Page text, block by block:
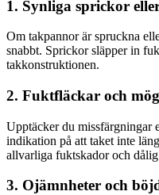
1. Synliga sprickor
Om takpannor är spruckna
snabbt. Sprickor släpper in
takkonstruktionen.
2. Fuktfläckar och
Upptäcker du missfärgningar
indikation på att taket inte
allvarliga fuktskador och
3. Ojämnheter och